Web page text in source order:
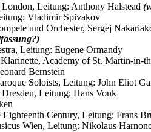
Leitung: Anthony Halstead
Vladimir Spivakov
und Orchester, Sergej
Leitung: Eugene Ormandy
Academy of St. Martin-in-
Bernstein
Soloists, Leitung: John Eliot
Dresden, Leitung: Hans Vonk
Century, Leitung: Frans
Wien, Leitung: Nikolaus